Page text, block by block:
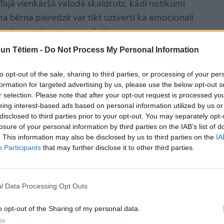
Tētiem - Do Not Process My Personal Information
opt-out of the sale, sharing to third parties, or processing of your
for targeted advertising by us, please use the below opt-out
selection. Please note that after your opt-out request is processed
interest-based ads based on personal information utilized by us
to third parties prior to your opt-out. You may separately
of your personal information by third parties on the IAB’s list of
This information may also be disclosed by us to third parties on the
Participants that may further disclose it to other third parties.
Data Processing Opt Outs
opt-out of the Sharing of my personal data.
vienkāršā valodā skaidrots, kādi notikumi
bērna pieredzē var tikt uztverti kā emocionāli
izpausties stresa reakcijas.
reakcijas kā bēgšana, cīnīšanās vai
kā šādās situācijās reaģēt, lai
ne tikai vecākiem, bet arī citiem cilvēkiem, kuri
brāļiem un māsām, auklītēm,
emocionālās traumas ietekmi uz bērna attīstību
BAC uzsver, ka bērna emocionālā labbūtība lielā
saprasts un saņem pieaugušo atbalstu
vai nedrošību.
paņēmieni un vingrinājumi, kas bērniem var
un stresu. Daļa no tiem var būt noderīga arī